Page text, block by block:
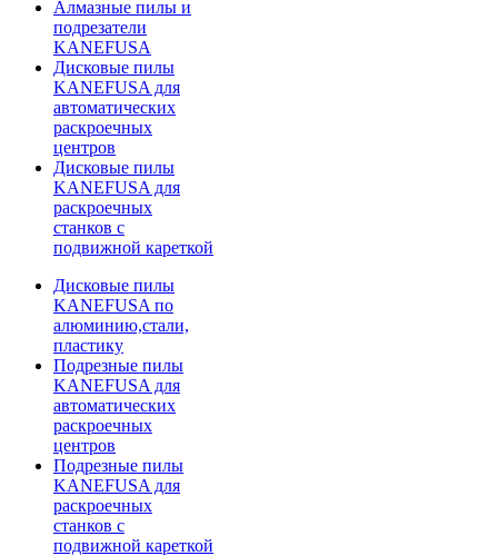
Алмазные пилы и
подрезатели
KANEFUSA
Дисковые пилы
KANEFUSA для
автоматических
раскроечных
центров
Дисковые пилы
KANEFUSA для
раскроечных
станков с
подвижной кареткой
Дисковые пилы
KANEFUSA по
алюминию,стали,
пластику
Подрезные пилы
KANEFUSA для
автоматических
раскроечных
центров
Подрезные пилы
KANEFUSA для
раскроечных
станков с
подвижной кареткой